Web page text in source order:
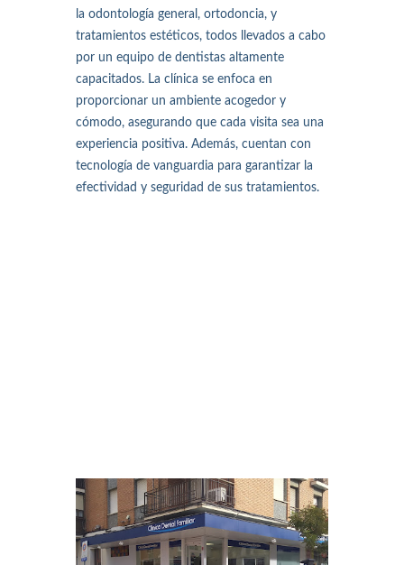
la odontología general, ortodoncia, y
tratamientos estéticos, todos llevados a cabo
por un equipo de dentistas altamente
capacitados. La clínica se enfoca en
proporcionar un ambiente acogedor y
cómodo, asegurando que cada visita sea una
experiencia positiva. Además, cuentan con
tecnología de vanguardia para garantizar la
efectividad y seguridad de sus tratamientos.